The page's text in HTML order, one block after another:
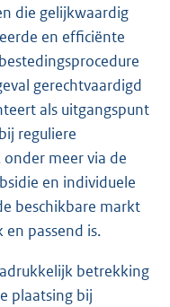
die gelijkwaardig
en efficiënte
gerechtvaardigd
als uitgangspunt
reguliere
meer via de
en individuele
beschikbare markt
passend is.
betrekking
plaatsing bij